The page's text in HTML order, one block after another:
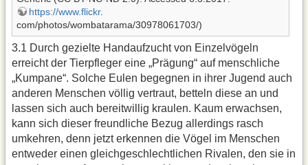
https://www.flickr.
com/photos/wombatarama/30978061703/)
3.1 Durch gezielte Handaufzucht von Einzelvögeln
erreicht der Tierpfleger eine „Prägung“ auf menschliche
„Kumpane“. Solche Eulen begegnen in ihrer Jugend auch
anderen Menschen völlig vertraut, betteln diese an und
lassen sich auch bereitwillig kraulen. Kaum erwachsen,
kann sich dieser freundliche Bezug allerdings rasch
umkehren, denn jetzt erkennen die Vögel im Menschen
entweder einen gleichgeschlechtlichen Rivalen, den sie in